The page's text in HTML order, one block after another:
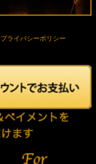
プライバシーポリシー